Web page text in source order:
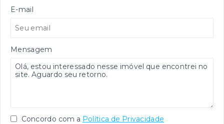
E-mail
Mensagem
Concordo com a Política de Privacidade